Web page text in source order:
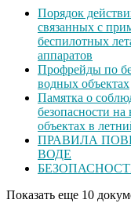
Порядок
связанных с
беспилотных
аппаратов
Профрейды по
водных объектах
Памятка о
безопасности
объектах в
ПРАВИЛА
ВОДЕ
Показать еще 10